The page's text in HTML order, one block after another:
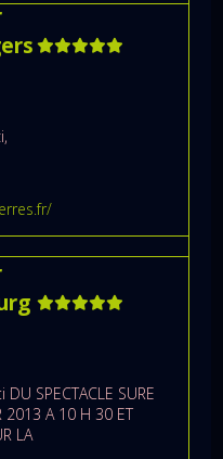
SPECTACLE SURE
2013 A 10 H 30 ET
LA